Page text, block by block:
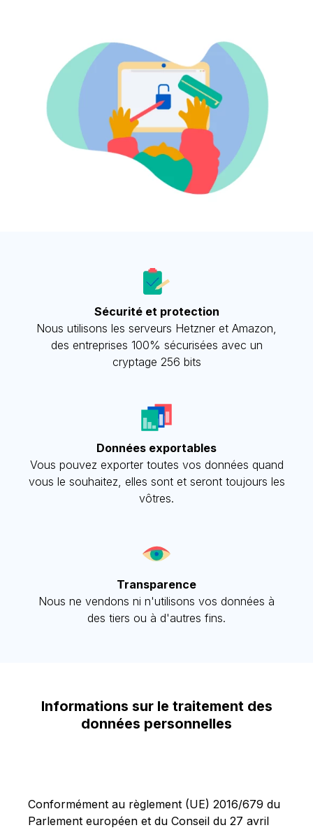
Sécurité et protection
Nous utilisons les serveurs Hetzner et Amazon,
des entreprises 100% sécurisées avec un
cryptage 256 bits
Données exportables
Vous pouvez exporter toutes vos données quand
vous le souhaitez, elles sont et seront toujours les
vôtres.
Transparence
Nous ne vendons ni n'utilisons vos données à
des tiers ou à d'autres fins.
Informations sur le traitement des
données personnelles
Conformément au règlement (UE) 2016/679 du
Parlement européen et du Conseil du 27 avril